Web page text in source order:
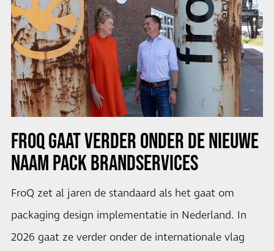
FROQ GAAT VERDER ONDER DE NIEUWE
NAAM PACK BRANDSERVICES
FroQ zet al jaren de standaard als het gaat om
packaging design implementatie in Nederland. In
2026 gaat ze verder onder de internationale vlag